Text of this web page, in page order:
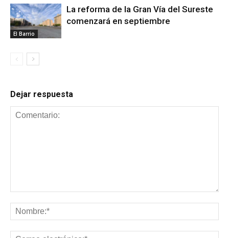
El Barrio
La reforma de la Gran Vía del Sureste
comenzará en septiembre
Dejar respuesta